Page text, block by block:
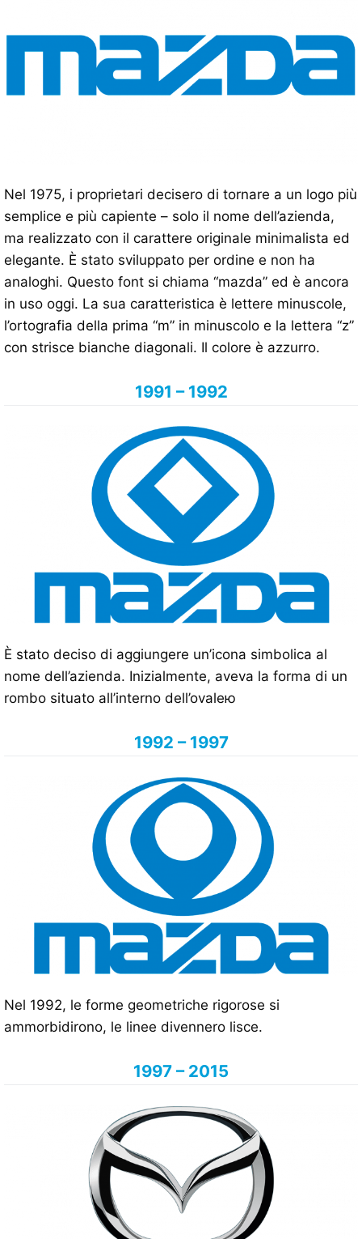
Nel 1975, i proprietari decisero di tornare a un logo più
semplice e più capiente – solo il nome dell’azienda,
ma realizzato con il carattere originale minimalista ed
elegante. È stato sviluppato per ordine e non ha
analoghi. Questo font si chiama “mazda” ed è ancora
in uso oggi. La sua caratteristica è lettere minuscole,
l’ortografia della prima “m” in minuscolo e la lettera “z”
con strisce bianche diagonali. Il colore è azzurro.
1991 – 1992
È stato deciso di aggiungere un’icona simbolica al
nome dell’azienda. Inizialmente, aveva la forma di un
rombo situato all’interno dell’ovaleю
1992 – 1997
Nel 1992, le forme geometriche rigorose si
ammorbidirono, le linee divennero lisce.
1997 – 2015